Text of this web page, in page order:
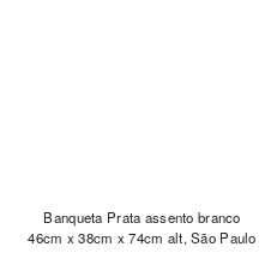
Banqueta Prata assento branco
46cm x 38cm x 74cm alt, São Paulo